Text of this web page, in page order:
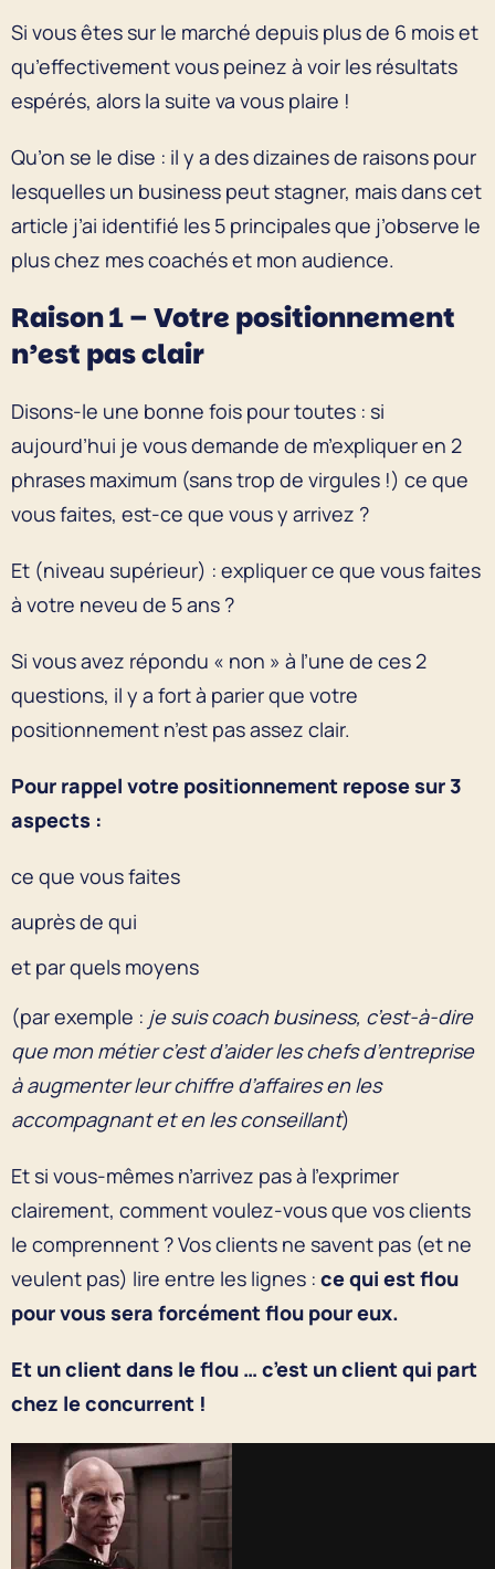
Si vous êtes sur le marché depuis plus de 6 mois et
qu’effectivement vous peinez à voir les résultats
espérés, alors la suite va vous plaire !
Qu’on se le dise : il y a des dizaines de raisons pour
lesquelles un business peut stagner, mais dans cet
article j’ai identifié les 5 principales que j’observe le
plus chez mes coachés et mon audience.
Raison 1 – Votre positionnement
n’est pas clair
Disons-le une bonne fois pour toutes : si
aujourd’hui je vous demande de m’expliquer en 2
phrases maximum (sans trop de virgules !) ce que
vous faites, est-ce que vous y arrivez ?
Et (niveau supérieur) : expliquer ce que vous faites
à votre neveu de 5 ans ?
Si vous avez répondu « non » à l’une de ces 2
questions, il y a fort à parier que votre
positionnement n’est pas assez clair.
Pour rappel votre positionnement repose sur 3
aspects :
ce que vous faites
auprès de qui
et par quels moyens
(par exemple : je suis coach business, c’est-à-dire
que mon métier c’est d’aider les chefs d’entreprise
à augmenter leur chiffre d’affaires en les
accompagnant et en les conseillant)
Et si vous-mêmes n’arrivez pas à l’exprimer
clairement, comment voulez-vous que vos clients
le comprennent ? Vos clients ne savent pas (et ne
veulent pas) lire entre les lignes : ce qui est flou
pour vous sera forcément flou pour eux.
Et un client dans le flou … c’est un client qui part
chez le concurrent !